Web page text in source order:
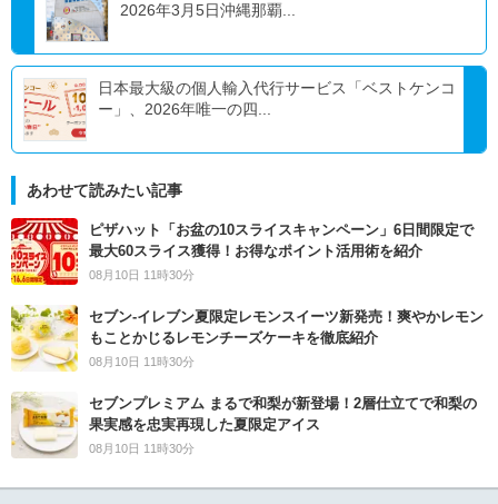
2026年3月5日沖縄那覇...
日本最大級の個人輸入代行サービス「ベストケンコ
ー」、2026年唯一の四...
あわせて読みたい記事
ピザハット「お盆の10スライスキャンペーン」6日間限定で
最大60スライス獲得！お得なポイント活用術を紹介
08月10日 11時30分
セブン‐イレブン夏限定レモンスイーツ新発売！爽やかレモン
もことかじるレモンチーズケーキを徹底紹介
08月10日 11時30分
セブンプレミアム まるで和梨が新登場！2層仕立てで和梨の
果実感を忠実再現した夏限定アイス
08月10日 11時30分